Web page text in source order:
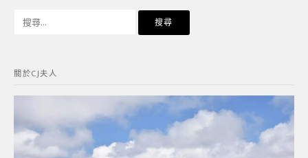
字:
關於CJ夫人